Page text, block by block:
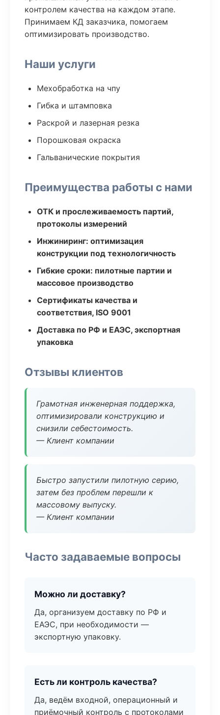
контролем качества на каждом этапе.
Принимаем КД заказчика, помогаем
оптимизировать производство.
Наши услуги
Мехобработка на чпу
Гибка и штамповка
Раскрой и лазерная резка
Порошковая окраска
Гальванические покрытия
Преимущества работы с нами
ОТК и прослеживаемость партий,
протоколы измерений
Инжиниринг: оптимизация
конструкции под технологичность
Гибкие сроки: пилотные партии и
массовое производство
Сертификаты качества и
соответствия, ISO 9001
Доставка по РФ и ЕАЭС, экспортная
упаковка
Отзывы клиентов
Грамотная инженерная поддержка,
оптимизировали конструкцию и
снизили себестоимость.
— Клиент компании
Быстро запустили пилотную серию,
затем без проблем перешли к
массовому выпуску.
— Клиент компании
Часто задаваемые вопросы
Можно ли доставку?
Да, организуем доставку по РФ и
ЕАЭС, при необходимости —
экспортную упаковку.
Есть ли контроль качества?
Да, ведём входной, операционный и
приёмочный контроль с протоколами